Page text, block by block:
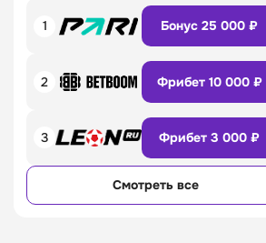
1 Бонус 25 000 ₽
2 Фрибет 10 000 ₽
3 Фрибет 3 000 ₽
Смотреть все